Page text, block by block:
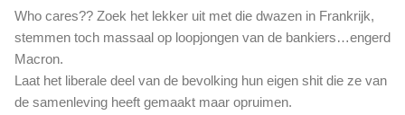
Who cares?? Zoek het lekker uit met die dwazen in Frankrijk,
stemmen toch massaal op loopjongen van de bankiers…engerd
Macron.
Laat het liberale deel van de bevolking hun eigen shit die ze van
de samenleving heeft gemaakt maar opruimen.